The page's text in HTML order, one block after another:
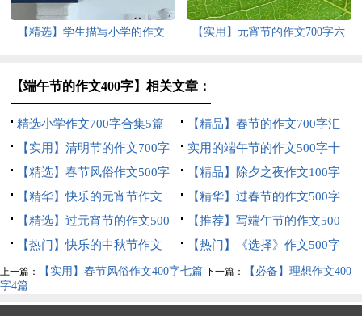
【精选】学生描写小学的作文
【实用】元宵节的作文700字六
【端午节的作文400字】相关文章：
精选小学作文700字合集5篇
【精品】春节的作文700字汇
编八篇
【实用】清明节的作文700字
汇编8篇
实用的端午节的作文500字十
篇
【精选】春节风俗作文500字
合集八篇
【精品】除夕之夜作文100字
锦集五篇
【精华】快乐的元宵节作文
500字三篇
【精华】过春节的作文500字
锦集5篇
【精选】过元宵节的作文500
字锦集六篇
【推荐】写端午节的作文500
字四篇
【热门】快乐的中秋节作文
500字4篇
【热门】《选择》作文500字
三篇
上一篇： 【实用】春节风俗作文400字七篇 下一篇：
【必备】理想作文400
字4篇